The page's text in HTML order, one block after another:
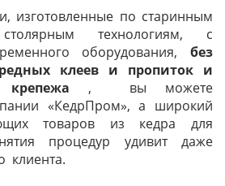
по старинным
технологиям, с
оборудования, без
клеев и пропиток и
крепежа , вы можете
«КедрПром», а широкий
товаров из кедра для
процедур удивит даже
клиента.